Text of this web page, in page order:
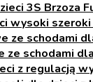
3S Brzoza
wysoki
ze schodami
ze schodami
z regulacją